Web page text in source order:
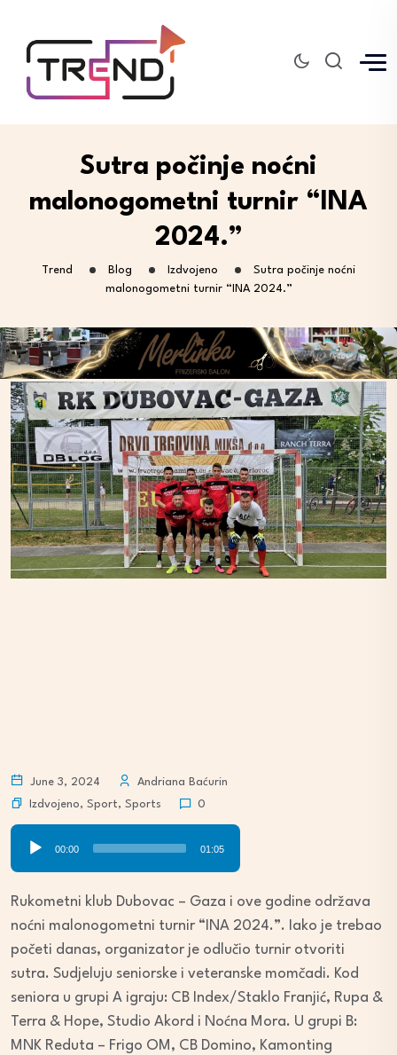
Sutra počinje noćni
malonogometni turnir “INA
2024.”
Trend Blog Izdvojeno
Sutra počinje noćni
malonogometni turnir “INA 2024.”
June 3, 2024
Andriana Baćurin
Izdvojeno, Sport, Sports 0
00:00 01:05
Rukometni klub Dubovac – Gaza i ove godine održava
noćni malonogometni turnir “INA 2024.”. Iako je trebao
početi danas, organizator je odlučio turnir otvoriti
sutra. Sudjeluju seniorske i veteranske momčadi. Kod
seniora u grupi A igraju: CB Index/Staklo Franjić, Rupa &
Terra & Hope, Studio Akord i Noćna Mora. U grupi B:
MNK Reduta – Frigo OM, CB Domino, Kamonting